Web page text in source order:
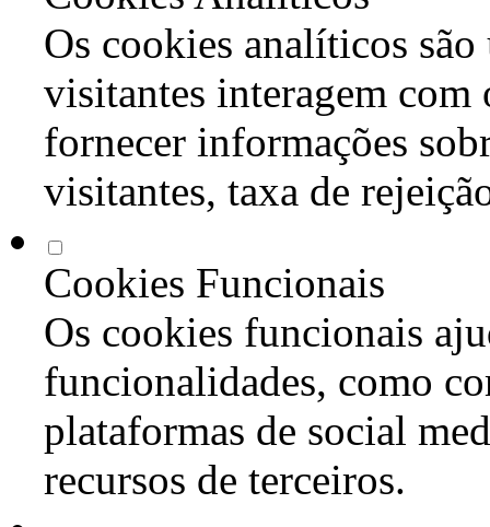
Os cookies analíticos são
visitantes interagem com
fornecer informações
visitantes, taxa de
Cookies Funcionais
Os cookies funcionais
funcionalidades, como
plataformas de social
recursos de terceiros.